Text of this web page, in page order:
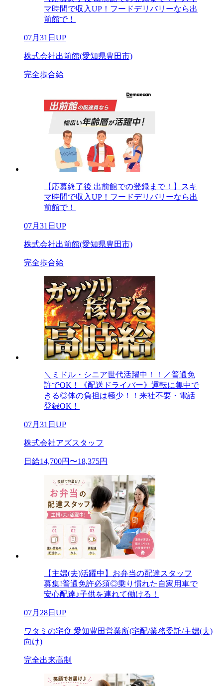
マ時間で収入UP！フードデリバリーなら出
前館で！
07月31日UP
株式会社出前館(愛知県豊田市)
完全歩合給
【応募終了後 出前館での登録まで！】スキ
マ時間で収入UP！フードデリバリーなら出
前館で！
07月31日UP
株式会社出前館(愛知県豊田市)
完全歩合給
＼ミドル・シニア世代活躍中！！／普通免
許でOK！《配送ドライバー》運転に集中で
きる◎体の負担は極少！！来社不要・電話
登録OK！
07月31日UP
株式会社アズスタッフ
日給14,700円〜18,375円
【主婦(夫)活躍中】お弁当の配達スタッフ
募集!普通免許必須◎乗り慣れた自家用車で
安心配達♪子供を連れて働ける！
07月28日UP
ワタミの宅食 愛知豊田営業所(宅配/業務委託/主婦(夫)
向け)
完全出来高制